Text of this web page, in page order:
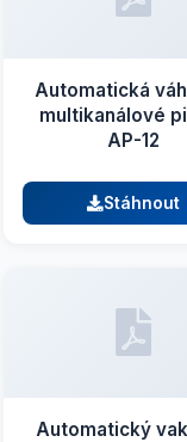
Automatická
multikanálové
AP-12
Stáhnout
Automatický